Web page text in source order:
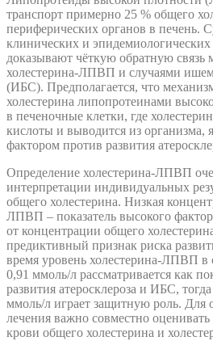
транспорт примерно 25 % общего
периферических органов в печень.
клинических и
доказывают чёткую обратную связь
холестерина-ЛПВП и случаями
(ИБС). Предполагается, что
холестерина липопротеинами
в печеночные клетки, где
кислоты и выводится из организма,
фактором против развития
Определение холестерина-ЛПВП
интерпретации индивидуальных
общего холестерина. Низкая
ЛПВП – показатель высокого
от концентрации общего
предиктивный признак риска
время уровень холестерина-ЛПВП в
0,91 ммоль/л рассматривается как
развития атеросклероза и ИБС,
ммоль/л играет защитную роль. Для
лечения важно совместно
крови общего холестерина и